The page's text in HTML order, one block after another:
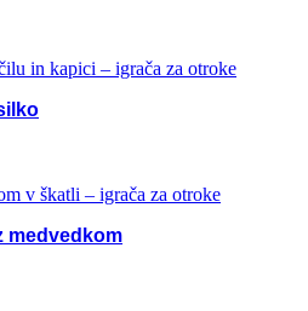
medvedkom